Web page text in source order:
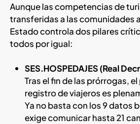
Aunque las competencias de
transferidas a las comunidades
Estado controla dos pilares
todos por igual:
SES.HOSPEDAJES (Real
Tras el fin de las prórrogas, el
registro de viajeros es
Ya no basta con los 9 datos
exige comunicar hasta 21